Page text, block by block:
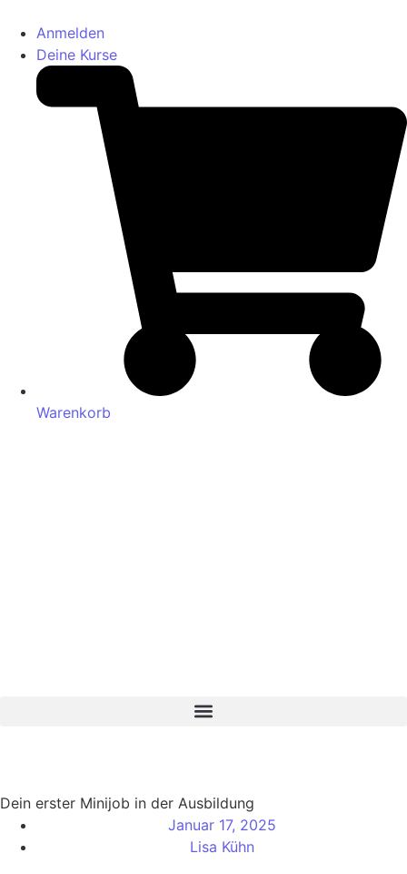
Anmelden
Deine Kurse
Warenkorb
Dein erster Minijob in der Ausbildung
Januar 17, 2025
Lisa Kühn